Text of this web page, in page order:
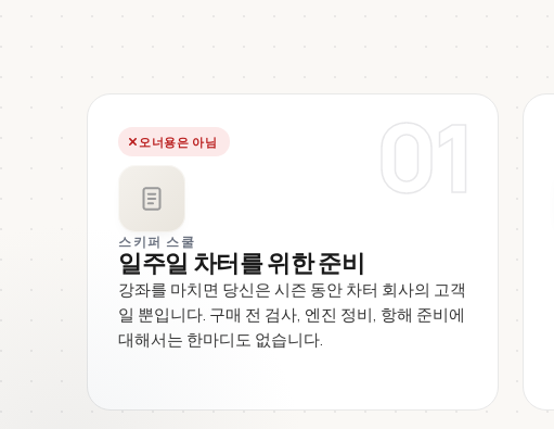
01
오너용은 아님
스키퍼 스쿨
일주일 차터를 위한 준비
강좌를 마치면 당신은 시즌 동안 차터 회사의 고객
일 뿐입니다. 구매 전 검사, 엔진 정비, 항해 준비에
대해서는 한마디도 없습니다.